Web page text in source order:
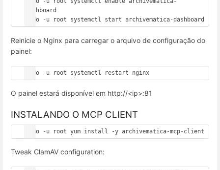
dashboard
sudo -u root systemctl start archivematica-dashboard
Reinicie o Nginx para carregar o arquivo de configuração do
painel:
sudo -u root systemctl restart nginx
O painel estará disponível em http://<ip>:81
INSTALANDO O MCP CLIENT
sudo -u root yum install -y archivematica-mcp-client
Tweak ClamAV configuration: